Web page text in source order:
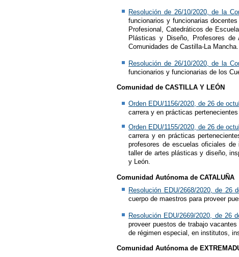
Resolución de 26/10/2020, de la
funcionarios y funcionarias
Profesional, Catedráticos de
Plásticas y Diseño, Profesores
Comunidades de Castilla-La Mancha.
Resolución de 26/10/2020, de la
funcionarios y funcionarias de los
Comunidad de CASTILLA Y LEÓN
Orden EDU/1156/2020, de 26 de
carrera y en prácticas
Orden EDU/1155/2020, de 26 de
carrera y en prácticas
profesores de escuelas oficiales
taller de artes plásticas y diseño,
y León.
Comunidad Autónoma de CATALUÑA
Resolución EDU/2668/2020, de 26
cuerpo de maestros para proveer
Resolución EDU/2669/2020, de 26
proveer puestos de trabajo
de régimen especial, en institutos,
Comunidad Autónoma de